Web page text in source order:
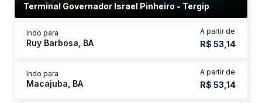
Terminal Governador Israel Pinheiro - Tergip
A partir de
R$ 53,14
Indo para
Ruy Barbosa, BA
A partir de
R$ 53,14
Indo para
Macajuba, BA